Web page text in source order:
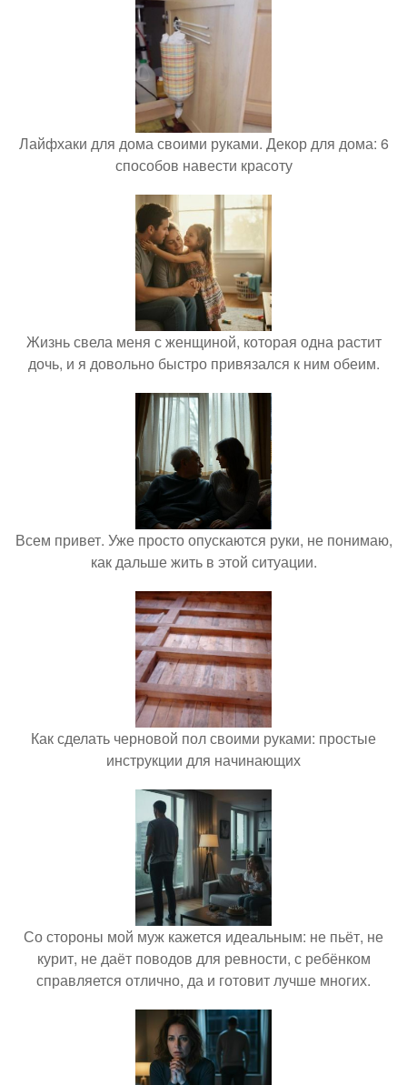
Лайфхаки для дома своими руками. Декор для дома: 6
способов навести красоту
Жизнь свела меня с женщиной, которая одна растит
дочь, и я довольно быстро привязался к ним обеим.
Всем привет. Уже просто опускаются руки, не понимаю,
как дальше жить в этой ситуации.
Как сделать черновой пол своими руками: простые
инструкции для начинающих
Со стороны мой муж кажется идеальным: не пьёт, не
курит, не даёт поводов для ревности, с ребёнком
справляется отлично, да и готовит лучше многих.